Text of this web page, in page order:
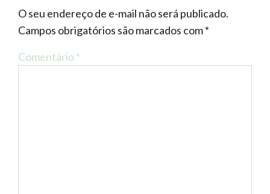
O seu endereço de e-mail não será publicado.
Campos obrigatórios são marcados com*
Comentário*